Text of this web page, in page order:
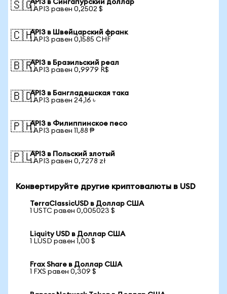
🇸🇬API3 в Сингапурский доллар
1 API3 равен 0,2502 $
🇨🇭API3 в Швейцарский франк
1 API3 равен 0,1585 CHF
🇧🇷API3 в Бразильский реал
1 API3 равен 0,9979 R$
🇧🇩API3 в Бангладешская така
1 API3 равен 24,16 ৳
🇵🇭API3 в Филиппинское песо
1 API3 равен 11,88 ₱
🇵🇱API3 в Польский злотый
1 API3 равен 0,7278 zł
Конвертируйте другие криптовалюты в USD
TerraClassicUSD в Доллар США
1 USTC равен 0,005023 $
Liquity USD в Доллар США
1 LUSD равен 1,00 $
Frax Share в Доллар США
1 FXS равен 0,309 $